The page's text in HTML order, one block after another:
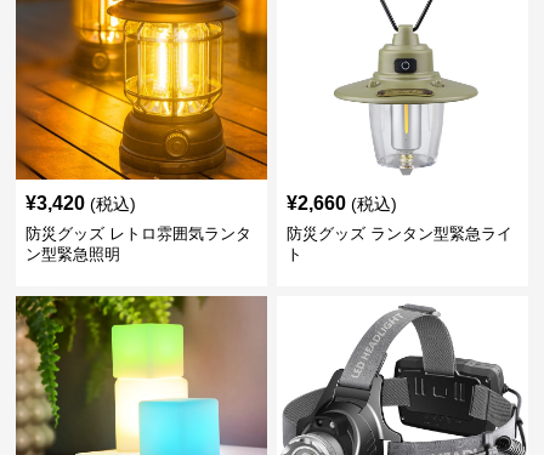
¥3,420 (税込)
防災グッズ レトロ雰囲気ランタ
ン型緊急照明
¥2,660 (税込)
防災グッズ ランタン型緊急ライ
ト